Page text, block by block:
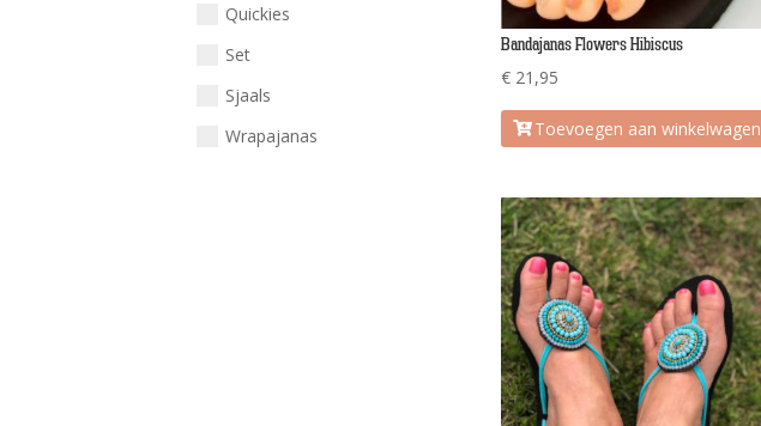
Quickies
Set
Sjaals
Wrapajanas
Bandajanas Flowers Hibiscus
€21,95
Toevoegen aan winkelwagen